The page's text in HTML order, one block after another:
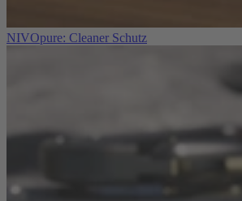
NIVOpure: Cleaner Schutz